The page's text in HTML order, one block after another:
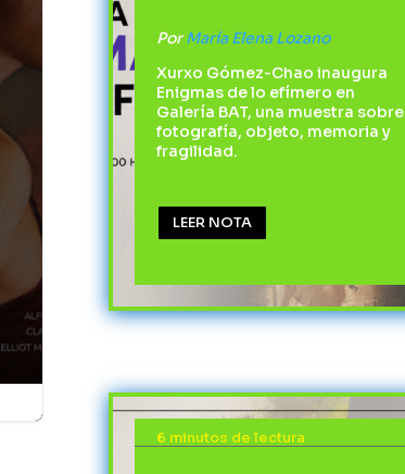
PorMaría Elena Lozano
Xurxo Gómez-Chao inaugura
Enigmas de lo efímero en
Galería BAT, una muestra sobre
fotografía, objeto, memoria y
fragilidad.
LEER NOTA
6 minutos de lectura